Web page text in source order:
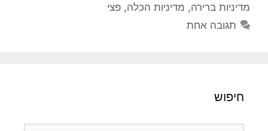
מדיניות ברירה, מדיניות הכלה, פצי
תגובה אחת
חיפוש